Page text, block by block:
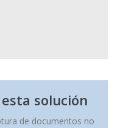
solución
de documentos no